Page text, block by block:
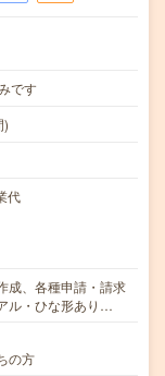
です
)
代
成、各種申請・請求
ル・ひな形あり…
の方